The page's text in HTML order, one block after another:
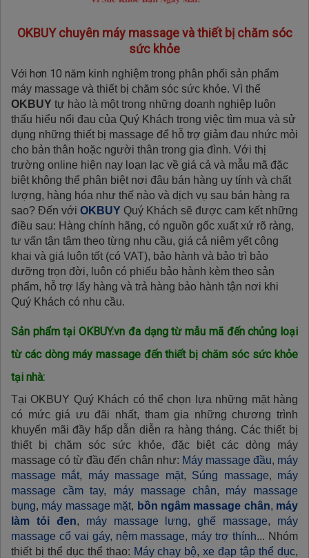
OKBUY chuyên máy massage và thiết bị chăm sóc
sức khỏe
Với hơn 10 năm kinh nghiệm trong phân phối sản phẩm
máy massage và thiết bị chăm sóc sức khỏe. Vì thế
OKBUY tự hào là một trong những doanh nghiệp luôn
thấu hiểu nổi đau của Quý Khách trong việc tìm mua và sử
dụng những thiết bị massage để hỗ trợ giảm đau nhức mỏi
cho bản thân hoặc người thân trong gia đình. Với thị
trường online hiện nay loạn lạc về giá cả và mẫu mã đặc
biệt không thể phân biệt nơi đâu bán hàng uy tính và chất
lượng, hàng hóa như thế nào và dịch vụ sau bán hàng ra
sao? Đến với OKBUY Quý Khách sẽ được cam kết những
điều sau: Hàng chính hãng, có nguồn gốc xuất xứ rõ ràng,
tư vấn tận tâm theo từng nhu cầu, giá cả niêm yết công
khai và giá luôn tốt (có VAT), bảo hành và bảo trì bảo
dưỡng trọn đời, luôn có phiếu bảo hành kèm theo sản
phẩm, hỗ trợ lấy hàng và trả hàng bảo hành tận nơi khi
Quý Khách có nhu cầu.
Sản phẩm tại OKBUY.vn đa dạng từ mẫu mã đến chủng loại
từ các dòng máy massage đến thiết bị chăm sóc sức khỏe
tại nhà:
Tại OKBUY Quý Khách có thể chọn lựa những mặt hàng
có mức giá ưu đãi nhất, tham gia những chương trình
khuyến mãi đầy hấp dẫn diễn ra hàng tháng. Các thiết bị
thiết bị chăm sóc sức khỏe, đặc biệt các dòng máy
massage có từ đầu đến chân như: Máy massage đầu, máy
massage mắt, máy massage mặt, Súng massage, máy
massage cầm tay, máy massage chân, máy massage
bụng, máy massage mặt, bồn ngâm massage chân, máy
làm tỏi đen, máy massage lưng,ghế massage, máy
massage cổ vai gáy, nệm massage, máy trợ thính... Nhóm
thiết bị thể dục thể thao: Máy chạy bộ,xe đạp tập thể dục,